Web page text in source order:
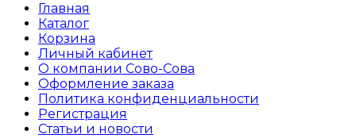
Главная
Каталог
Корзина
Личный кабинет
О компании Сово-Сова
Оформление заказа
Политика конфиденциальности
Регистрация
Статьи и новости